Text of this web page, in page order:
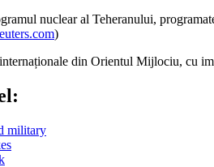
nuclear al Teheranului,
)
din Orientul Mijlociu, cu
military